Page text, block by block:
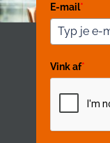
E-mail*
Vink af*